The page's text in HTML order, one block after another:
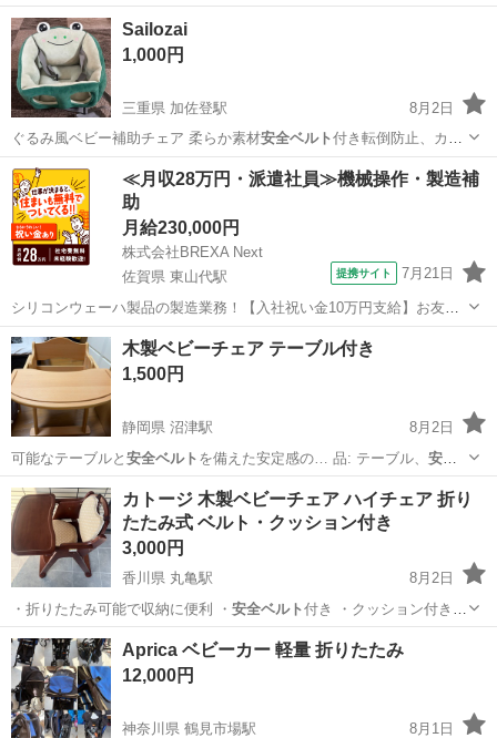
付き ・座面・足…
東京 板橋区
Sailozai
1,000円
三重県 加佐登駅
8月2日
ぐるみ風ベビー補助チェア 柔らか素材安全ベルト付き転倒防止、カー
チェア家庭外出兼用…
三重 鈴鹿市 加佐登駅 ベビー用品
≪月収28万円・派遣社員≫機械操作・製造補
助
月給230,000円
株式会社BREXA Next
佐賀県 東山代駅
提携サイト 7月21日
シリコンウェーハ製品の製造業務！【入社祝い金10万円支給】お友達
やカップルとの応募OK◎年間休日129日＆休出なしでプライベート充
実♪業務はクリーンルームで快適作業◎自社正社員登用制度あり★1食
300円～の格安食堂あり！《佐...
佐賀 伊万里市 東山代駅
木製ベビーチェア テーブル付き
1,500円
静岡県 沼津駅
8月2日
可能なテーブルと 安全ベルト を備えた安定感の… 品: テーブル、 安全
ベルト- タイプ: …
静岡 沼津市 沼津駅 ベビー用品
カトージ 木製ベビーチェア ハイチェア 折り
たたみ式 ベルト・クッション付き
3,000円
香川県 丸亀駅
8月2日
・折りたたみ可能で収納に便利 ・ 安全ベルト付き ・クッション付き
・動作に問題…
香川 丸亀市 ベビー用品
Aprica ベビーカー 軽量 折りたたみ
12,000円
神奈川県 鶴見市場駅
8月1日